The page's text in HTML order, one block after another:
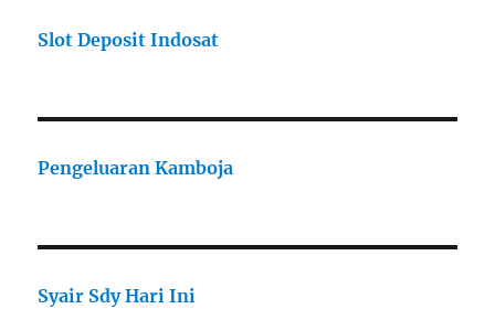
Slot Deposit Indosat
Pengeluaran Kamboja
Syair Sdy Hari Ini